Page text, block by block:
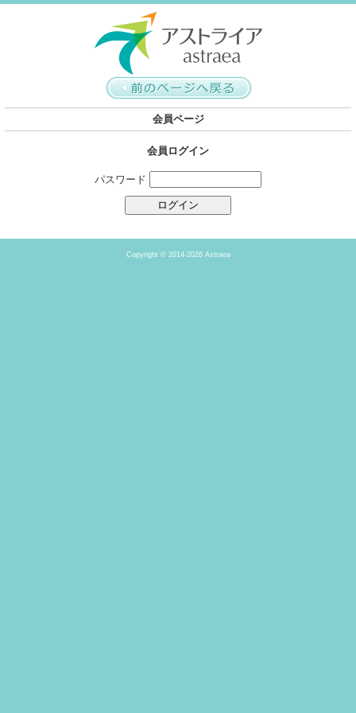
会員ページ
会員ログイン
パスワード
Copyright © 2014-2026 Astraea